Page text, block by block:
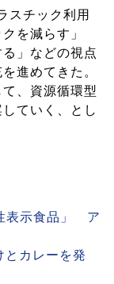
スチック利用
を減らす」
」などの視点
進めてきた。
、資源循環型
ていく、とし
表示食品」 ア
カレーを発